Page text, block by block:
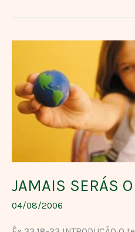
JAMAIS SERÁS
04/08/2006
MESMO